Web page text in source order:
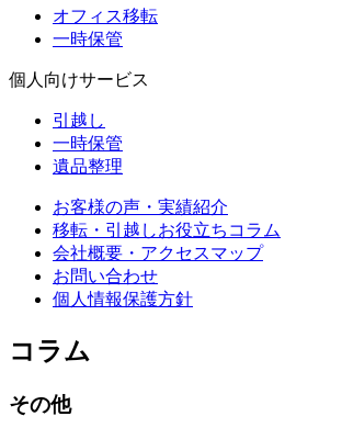
オフィス移転
一時保管
個人向けサービス
引越し
一時保管
遺品整理
お客様の声・実績紹介
移転・引越しお役立ちコラム
会社概要・アクセスマップ
お問い合わせ
個人情報保護方針
コラム
その他